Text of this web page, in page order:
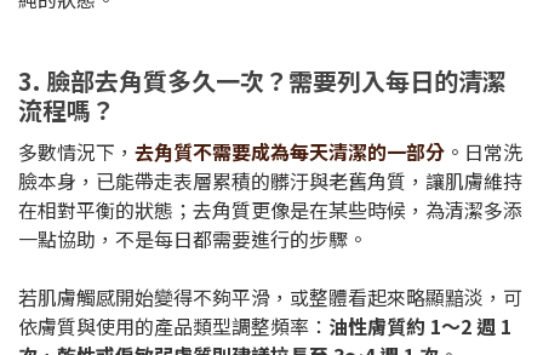
3. 臉部去角質多久一次？需要列入每日的清潔
流程嗎？
多數情況下， 去角質不需要成為每天清潔的一部分 。日常洗
臉本身，已能帶走表層累積的髒汙與老舊角質，讓肌膚維持
在相對平衡的狀態；去角質更像是在某些時候，為清潔多添
一點協助，不是每日都需要進行的步驟。
若肌膚觸感開始變得不夠平滑，或整體看起來略顯黯淡，可
依膚質與使用的產品類型調整頻率： 油性膚質約 1～2 週 1